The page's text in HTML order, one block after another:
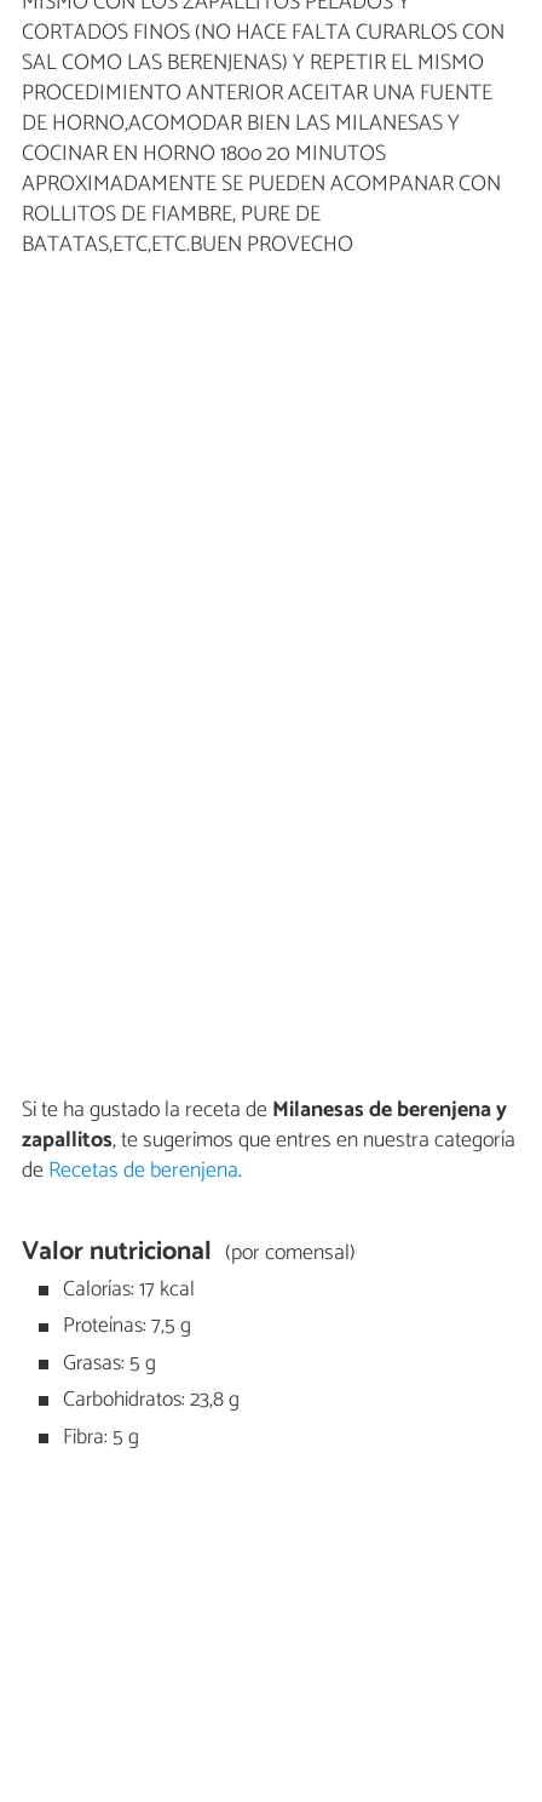
CORTADOS FINOS (NO HACE FALTA CURARLOS CON
SAL COMO LAS BERENJENAS) Y REPETIR EL MISMO
PROCEDIMIENTO ANTERIOR ACEITAR UNA FUENTE
DE HORNO,ACOMODAR BIEN LAS MILANESAS Y
COCINAR EN HORNO 180o 20 MINUTOS
APROXIMADAMENTE SE PUEDEN ACOMPANAR CON
ROLLITOS DE FIAMBRE, PURE DE
BATATAS,ETC,ETC.BUEN PROVECHO
Si te ha gustado la receta deMilanesas de berenjena y
zapallitos, te sugerimos que entres en nuestra categoría
deRecetas de berenjena.
Valor nutricional (por comensal)
Calorías: 17 kcal
Proteínas: 7,5 g
Grasas: 5 g
Carbohidratos: 23,8 g
Fibra: 5 g